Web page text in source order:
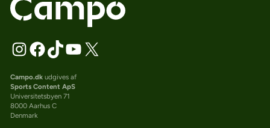
Campo.dkudgives af
Sports Content ApS
Universitetsbyen 71
8000 Aarhus C
Denmark